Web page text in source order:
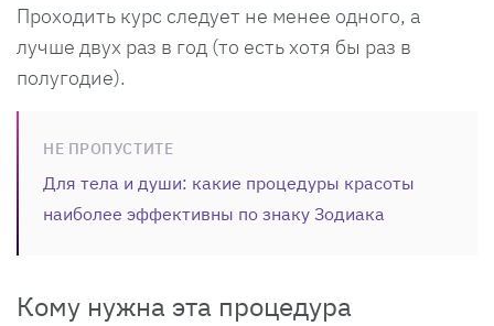
Проходить курс следует не менее одного, а
лучше двух раз в год (то есть хотя бы раз в
полугодие).
НЕ ПРОПУСТИТЕ
Для тела и души: какие процедуры красоты
наиболее эффективны по знаку Зодиака
Кому нужна эта процедура